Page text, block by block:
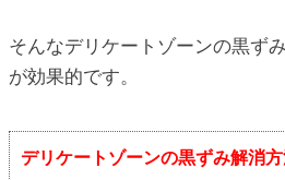
そんなデリケートゾーンの黒ず
が効果的です。
デリケートゾーンの黒ずみ解消